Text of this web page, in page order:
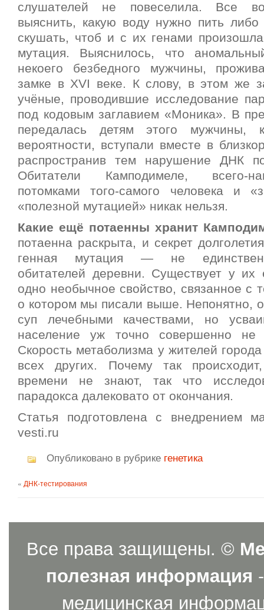
слушателей не повеселила. Все
выяснить, какую воду нужно пить либо
скушать, чтоб и с их генами
мутация. Выяснилось, что
некоего безбедного мужчины,
замке в XVI веке. К слову, в этом же
учёные, проводившие исследование
под кодовым заглавием «Моника». В
передалась детям этого мужчины,
вероятности, вступали вместе в
распространив тем нарушение ДНК
Обитатели Камподимеле, всего-
потомками того-самого человека и
«полезной мутацией» никак нельзя.
Какие ещё потаенны хранит
потаенна раскрыта, и секрет
генная мутация — не
обитателей деревни. Существует у
одно необычное свойство, связанное с
о котором мы писали выше. Непонятно,
суп лечебными качествами, но
население уж точно совершенно не
Скорость метаболизма у жителей
всех других. Почему так
времени не знают, так что
парадокса далековато от окончания.
Статья подготовлена с внедрением
vesti.ru
Опубликовано в рубрике генетика
« ДНК-тестирования
Все права защищены. ©
полезная информация
медицинская